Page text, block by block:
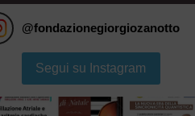
@fondazionegiorgiozanotto
Segui su Instagram